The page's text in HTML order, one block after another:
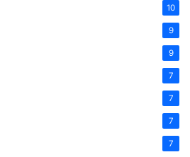
10
9
9
7
7
7
7